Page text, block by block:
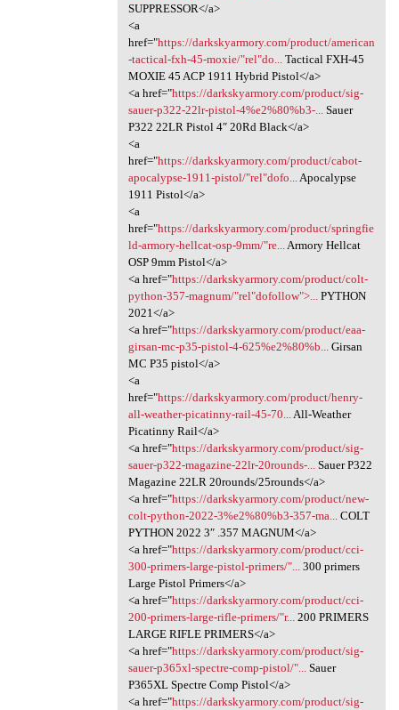
SUPPRESSOR</a>
<a
href="https://darkskyarmory.com/product/american
-tactical-fxh-45-moxie/"rel"do...
Tactical FXH-45
MOXIE 45 ACP 1911 Hybrid Pistol</a>
<a href="https://darkskyarmory.com/product/sig-
sauer-p322-22lr-pistol-4%e2%80%b3-...
Sauer
P322 22LR Pistol 4″ 20Rd Black</a>
<a
href="https://darkskyarmory.com/product/cabot-
apocalypse-1911-pistol/"rel"dofo...
Apocalypse
1911 Pistol</a>
<a
href="https://darkskyarmory.com/product/springfie
ld-armory-hellcat-osp-9mm/"re...
Armory Hellcat
OSP 9mm Pistol</a>
<a href="https://darkskyarmory.com/product/colt-
python-357-magnum/"rel"dofollow">...
PYTHON
2021</a>
<a href="https://darkskyarmory.com/product/eaa-
girsan-mc-p35-pistol-4-625%e2%80%b...
Girsan
MC P35 pistol</a>
<a
href="https://darkskyarmory.com/product/henry-
all-weather-picatinny-rail-45-70...
All-Weather
Picatinny Rail</a>
<a href="https://darkskyarmory.com/product/sig-
sauer-p322-magazine-22lr-20rounds-...
Sauer P322
Magazine 22LR 20rounds/25rounds</a>
<a href="https://darkskyarmory.com/product/new-
colt-python-2022-3%e2%80%b3-357-ma...
COLT
PYTHON 2022 3″ .357 MAGNUM</a>
<a href="https://darkskyarmory.com/product/cci-
300-primers-large-pistol-primers/"...
300 primers
Large Pistol Primers</a>
<a href="https://darkskyarmory.com/product/cci-
200-primers-large-rifle-primers/"r...
200 PRIMERS
LARGE RIFLE PRIMERS</a>
<a href="https://darkskyarmory.com/product/sig-
sauer-p365xl-spectre-comp-pistol/"...
Sauer
P365XL Spectre Comp Pistol</a>
<a href="https://darkskyarmory.com/product/sig-